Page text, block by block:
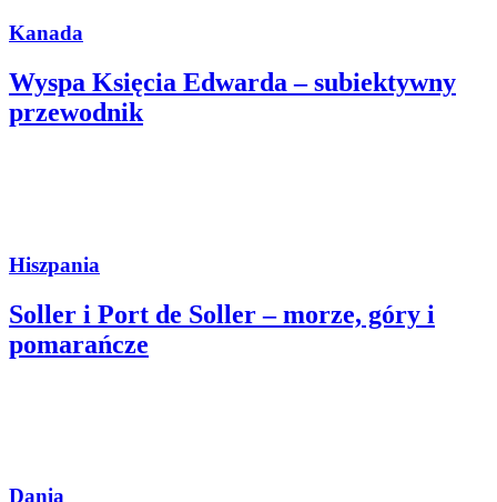
Kanada
Wyspa Księcia Edwarda – subiektywny
przewodnik
Hiszpania
Soller i Port de Soller – morze, góry i
pomarańcze
Dania